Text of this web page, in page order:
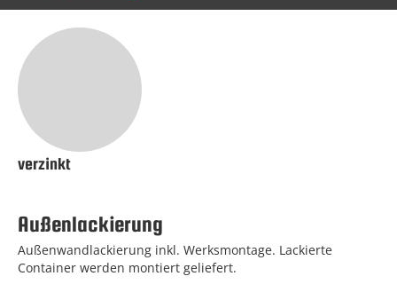
verzinkt
Außenlackierung
Außenwandlackierung inkl. Werksmontage. Lackierte
Container werden montiert geliefert.